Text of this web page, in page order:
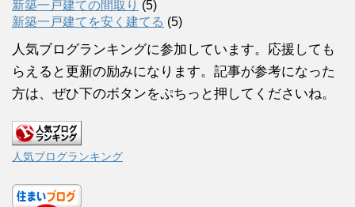
新築一戸建ての間取り (5)
新築一戸建てを安く建てる (5)
人気ブログランキングに参加しています。応援しても
らえると更新の励みになります。記事が参考になった
方は、ぜひ下のボタンをぷちっと押してくださいね。
人気ブログランキング